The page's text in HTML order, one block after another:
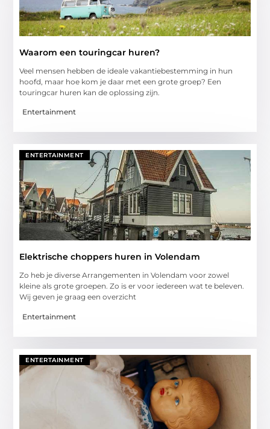
Waarom een touringcar huren?
Veel mensen hebben de ideale vakantiebestemming in hun
hoofd, maar hoe kom je daar met een grote groep? Een
touringcar huren kan de oplossing zijn.
Entertainment
ENTERTAINMENT
Elektrische choppers huren in Volendam
Zo heb je diverse Arrangementen in Volendam voor zowel
kleine als grote groepen. Zo is er voor iedereen wat te beleven.
Wij geven je graag een overzicht
Entertainment
ENTERTAINMENT